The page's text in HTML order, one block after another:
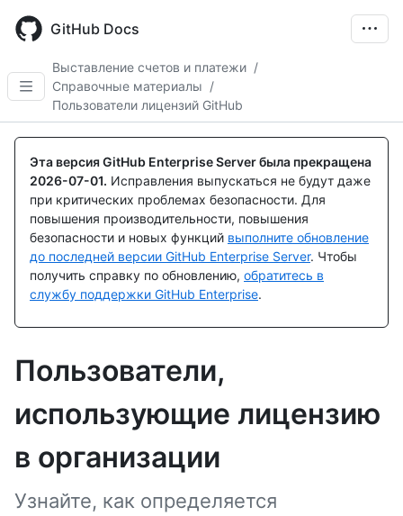
main
GitHub Docs
Выставление счетов и платежи /
Справочные материалы /
Пользователи лицензий GitHub
Эта версия GitHub Enterprise Server была прекращена
2026-07-01. Исправления выпускаться не будут даже
при критических проблемах безопасности. Для
повышения производительности, повышения
безопасности и новых функций выполните обновление
до последней версии GitHub Enterprise Server. Чтобы
получить справку по обновлению, обратитесь в
службу поддержки GitHub Enterprise.
Пользователи,
использующие лицензию
в организации
Узнайте, как определяется